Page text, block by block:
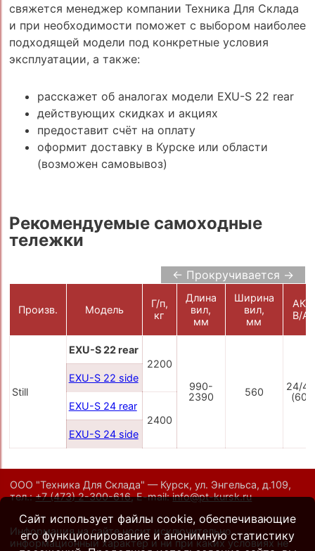
свяжется менеджер компании Техника Для Склада
и при необходимости поможет с выбором наиболее
подходящей модели под конкретные условия
эксплуатации, а также:
расскажет об аналогах модели EXU-S 22 rear
действующих скидках и акциях
предоставит счёт на оплату
оформит доставку в Курске или области
(возможен самовывоз)
Рекомендуемые самоходные
тележки
← Прокручивается →
Произв. Модель
Г/п,
кг
Длина
вил,
мм
Ширина
вил,
мм
АКБ,
В/Ач
Still
EXU-S 22 rear
2200
990-
2390
560
24/
EXU-S 22 side
EXU-S 24 rear
2400
EXU-S 24 side
ООО "Техника Для Склада" — Курск, ул. Энгельса, д.109,
тел.:+7 (473) 2-300-616,E-mail:info@pt-kursk.ru
Информация на сайте носит исключительно
информационный характер и ни при каких условиях не
Сайт использует файлы cookie, обеспечивающие
его функционирование и анонимную статистику